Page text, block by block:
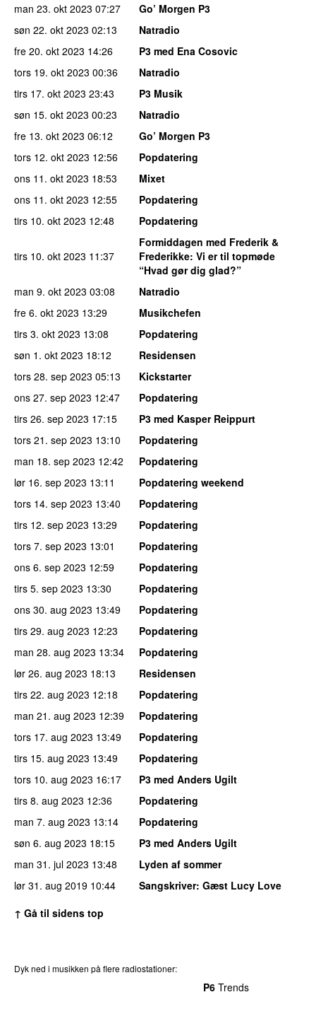
man 23. okt 2023 07:27
Go’ Morgen P3
søn 22. okt 2023 02:13
Natradio
fre 20. okt 2023 14:26
P3 med Ena Cosovic
tors 19. okt 2023 00:36
Natradio
tirs 17. okt 2023 23:43
P3 Musik
søn 15. okt 2023 00:23
Natradio
fre 13. okt 2023 06:12
Go’ Morgen P3
tors 12. okt 2023 12:56
Popdatering
ons 11. okt 2023 18:53
Mixet
ons 11. okt 2023 12:55
Popdatering
tirs 10. okt 2023 12:48 Popdatering
tirs 10. okt 2023 11:37
Formiddagen med Frederik &
Frederikke: Vi er til topmøde
“Hvad gør dig glad?”
man 9. okt 2023 03:08
Natradio
fre 6. okt 2023 13:29
Musikchefen
tirs 3. okt 2023 13:08
Popdatering
søn 1. okt 2023 18:12
Residensen
tors 28. sep 2023 05:13
Kickstarter
ons 27. sep 2023 12:47
Popdatering
tirs 26. sep 2023 17:15
P3 med Kasper Reippurt
tors 21. sep 2023 13:10
Popdatering
man 18. sep 2023 12:42
Popdatering
lør 16. sep 2023 13:11
Popdatering weekend
tors 14. sep 2023 13:40
Popdatering
tirs 12. sep 2023 13:29
Popdatering
tors 7. sep 2023 13:01
Popdatering
ons 6. sep 2023 12:59
Popdatering
tirs 5. sep 2023 13:30
Popdatering
ons 30. aug 2023 13:49
Popdatering
tirs 29. aug 2023 12:23
Popdatering
man 28. aug 2023 13:34
Popdatering
lør 26. aug 2023 18:13
Residensen
tirs 22. aug 2023 12:18
Popdatering
man 21. aug 2023 12:39
Popdatering
tors 17. aug 2023 13:49
Popdatering
tirs 15. aug 2023 13:49
Popdatering
tors 10. aug 2023 16:17
P3 med Anders Ugilt
tirs 8. aug 2023 12:36
Popdatering
man 7. aug 2023 13:14
Popdatering
søn 6. aug 2023 18:15
P3 med Anders Ugilt
man 31. jul 2023 13:48
Lyden af sommer
lør 31. aug 2019 10:44 Sangskriver: Gæst Lucy Love
↑ Gå til sidens top
Dyk ned i musikken på flere radiostationer:
P6 Trends